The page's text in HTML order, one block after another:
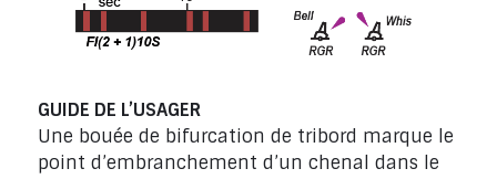
GUIDE DE L’USAGER
Une bouée de bifurcation de tribord marque le
point d’embranchement d’un chenal dans le